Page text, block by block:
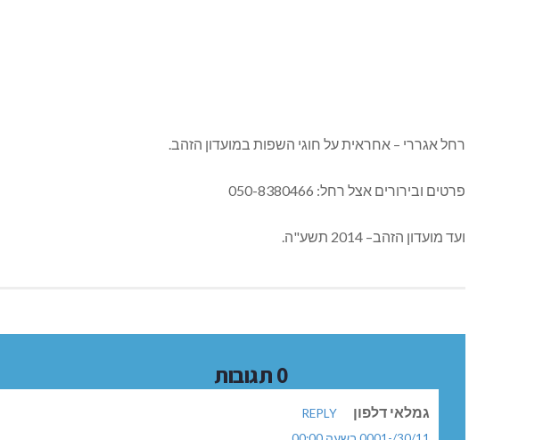
רחל אגררי – אחראית על חוגי השפות במועדון הזהב.
פרטים ובירורים אצל רחל: 050-8380466
ועד מועדון הזהב– 2014 תשע"ה.
0 תגובות
גמלאי דלפון
REPLY